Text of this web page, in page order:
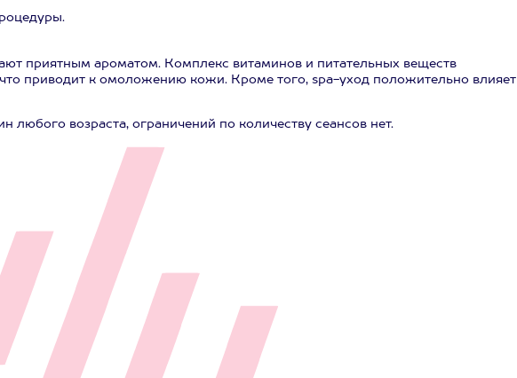
приятным ароматом. Комплекс витаминов и питательных веществ
приводит к омоложению кожи. Кроме того, spa-уход положительно влияет
возраста, ограничений по количеству сеансов нет.